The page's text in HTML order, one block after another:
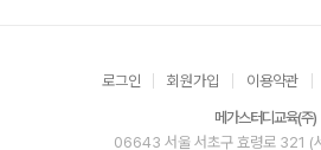
로그인 회원가입 이용약관
메가스터디교육(주)
06643 서울 서초구 효령로 321 (